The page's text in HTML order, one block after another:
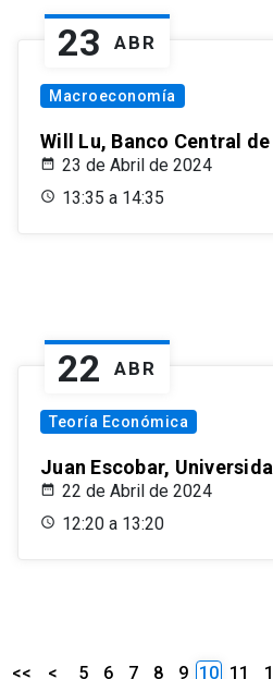
23 ABR
Macroeconomía
Will Lu, Banco Central
23 de Abril de 2024
13:35 a 14:35
22 ABR
Teoría Económica
Juan Escobar,
22 de Abril de 2024
12:20 a 13:20
<< < 5 6 7 8 9 10 11